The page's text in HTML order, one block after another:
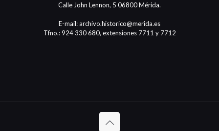
Calle John Lennon, 5 06800 Mérida.
E-mail: archivo.historico@merida.es
Tfno.: 924 330 680, extensiones 7711 y 7712